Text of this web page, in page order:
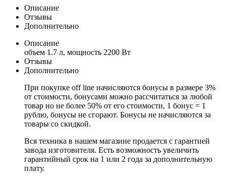
Описание
Отзывы
Дополнительно
Описание
объем 1.7 л, мощность 2200 Вт
Отзывы
Дополнительно
При покупке off line начисляются бонусы в размере 3%
от стоимости, бонусами можно рассчитаться за любой
товар но не более 50% от его стоимости, 1 бонус = 1
рублю, бонусы не сгорают. Бонусы не начисляются за
товары со скидкой.
Вся техника в нашем магазине продается с гарантией
завода изготовителя. Есть возможность увеличить
гарантийный срок на 1 или 2 года за дополнительную
плату.